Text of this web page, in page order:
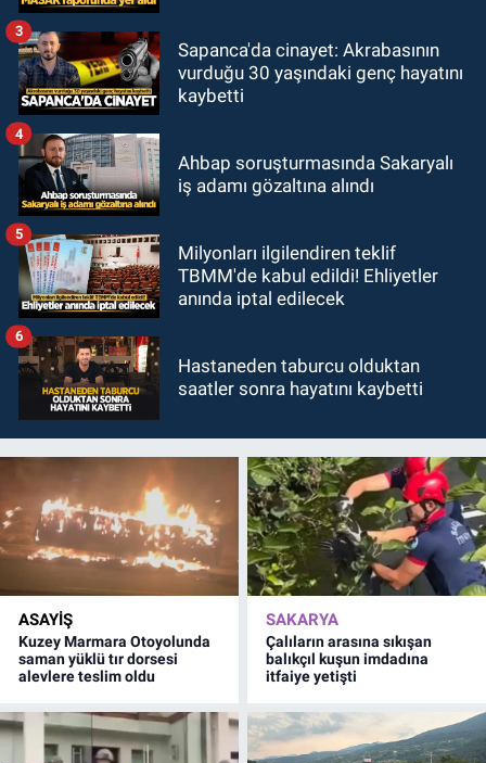
Sapanca'da cinayet: Akrabasının
vurduğu 30 yaşındaki genç hayatını
kaybetti
3
Ahbap soruşturmasında Sakaryalı
iş adamı gözaltına alındı
4
Milyonları ilgilendiren teklif
TBMM'de kabul edildi! Ehliyetler
anında iptal edilecek
5
Hastaneden taburcu olduktan
saatler sonra hayatını kaybetti
6
ASAYİŞ
Kuzey Marmara Otoyolunda
saman yüklü tır dorsesi
alevlere teslim oldu
SAKARYA
Çalıların arasına sıkışan
balıkçıl kuşun imdadına
itfaiye yetişti